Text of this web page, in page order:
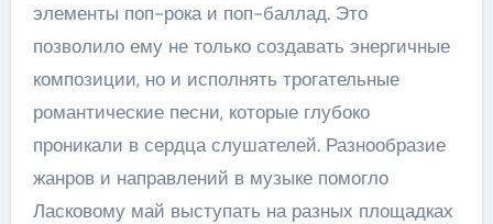
элементы поп-рока и поп-баллад. Это
позволило ему не только создавать энергичные
композиции, но и исполнять трогательные
романтические песни, которые глубоко
проникали в сердца слушателей. Разнообразие
жанров и направлений в музыке помогло
Ласковому май выступать на разных площадках